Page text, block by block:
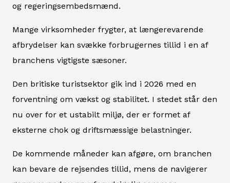
og regeringsembedsmænd.
Mange virksomheder frygter, at længerevarende
afbrydelser kan svække forbrugernes tillid i en af
branchens vigtigste sæsoner.
Den britiske turistsektor gik ind i 2026 med en
forventning om vækst og stabilitet. I stedet står den
nu over for et ustabilt miljø, der er formet af
eksterne chok og driftsmæssige belastninger.
De kommende måneder kan afgøre, om branchen
kan bevare de rejsendes tillid, mens de navigerer